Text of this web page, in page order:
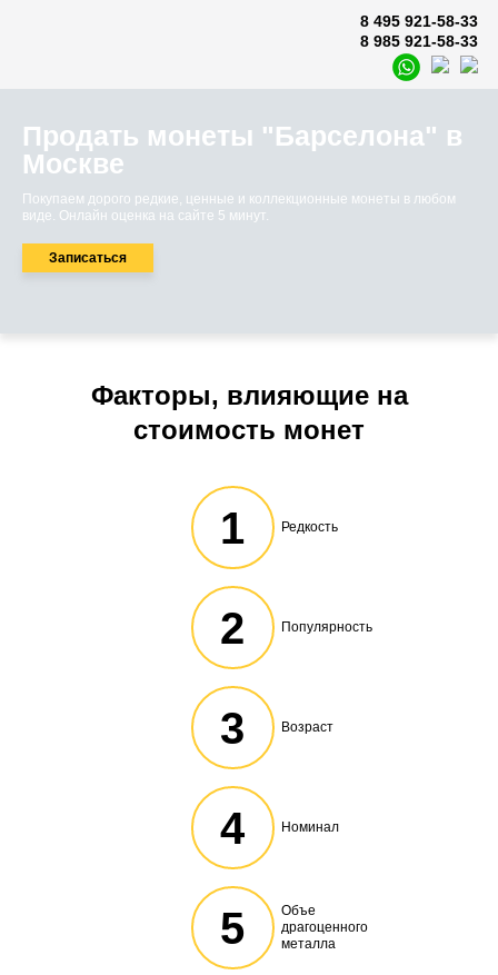
8 495 921-58-33
8 985 921-58-33
Продать монеты "Барселона" в
Москве
Покупаем дорого редкие, ценные и коллекционные монеты в любом
виде. Онлайн оценка на сайте 5 минут.
Записаться
Факторы, влияющие на
стоимость монет
1 Редкость
2 Популярность
3 Возраст
4 Номинал
5
Объе
драгоценного
металла